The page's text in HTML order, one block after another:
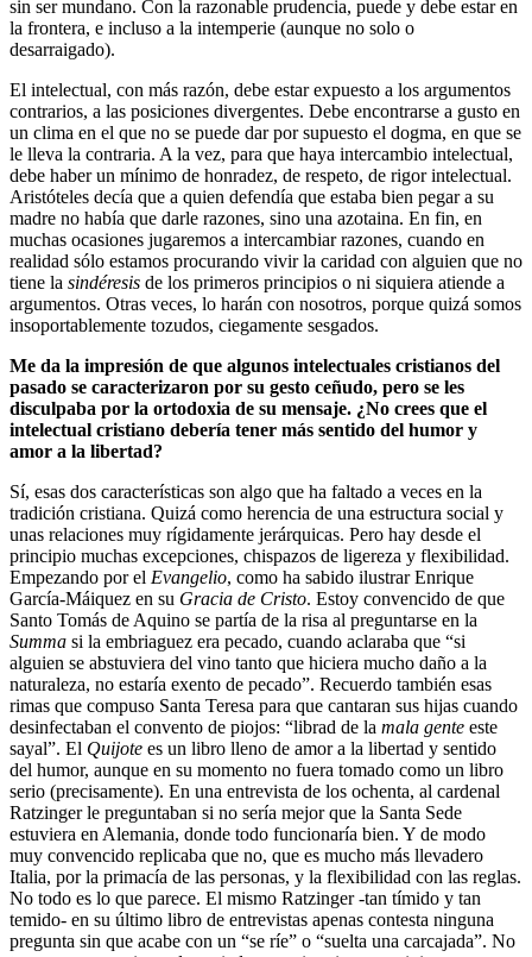
sin ser mundano. Con la razonable prudencia, puede y debe estar en
la frontera, e incluso a la intemperie (aunque no solo o
desarraigado).
El intelectual, con más razón, debe estar expuesto a los argumentos
contrarios, a las posiciones divergentes. Debe encontrarse a gusto en
un clima en el que no se puede dar por supuesto el dogma, en que se
le lleva la contraria. A la vez, para que haya intercambio intelectual,
debe haber un mínimo de honradez, de respeto, de rigor intelectual.
Aristóteles decía que a quien defendía que estaba bien pegar a su
madre no había que darle razones, sino una azotaina. En fin, en
muchas ocasiones jugaremos a intercambiar razones, cuando en
realidad sólo estamos procurando vivir la caridad con alguien que no
tiene la sindéresis de los primeros principios o ni siquiera atiende a
argumentos. Otras veces, lo harán con nosotros, porque quizá somos
insoportablemente tozudos, ciegamente sesgados.
Me da la impresión de que algunos intelectuales cristianos del
pasado se caracterizaron por su gesto ceñudo, pero se les
disculpaba por la ortodoxia de su mensaje. ¿No crees que el
intelectual cristiano debería tener más sentido del humor y
amor a la libertad?
Sí, esas dos características son algo que ha faltado a veces en la
tradición cristiana. Quizá como herencia de una estructura social y
unas relaciones muy rígidamente jerárquicas. Pero hay desde el
principio muchas excepciones, chispazos de ligereza y flexibilidad.
Empezando por el Evangelio, como ha sabido ilustrar Enrique
García-Máiquez en su Gracia de Cristo. Estoy convencido de que
Santo Tomás de Aquino se partía de la risa al preguntarse en la
Summa si la embriaguez era pecado, cuando aclaraba que “si
alguien se abstuviera del vino tanto que hiciera mucho daño a la
naturaleza, no estaría exento de pecado”. Recuerdo también esas
rimas que compuso Santa Teresa para que cantaran sus hijas cuando
desinfectaban el convento de piojos: “librad de la mala gente este
sayal”. El Quijote es un libro lleno de amor a la libertad y sentido
del humor, aunque en su momento no fuera tomado como un libro
serio (precisamente). En una entrevista de los ochenta, al cardenal
Ratzinger le preguntaban si no sería mejor que la Santa Sede
estuviera en Alemania, donde todo funcionaría bien. Y de modo
muy convencido replicaba que no, que es mucho más llevadero
Italia, por la primacía de las personas, y la flexibilidad con las reglas.
No todo es lo que parece. El mismo Ratzinger -tan tímido y tan
temido- en su último libro de entrevistas apenas contesta ninguna
pregunta sin que acabe con un “se ríe” o “suelta una carcajada”. No